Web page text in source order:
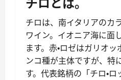
チロは、南イタリアのカ
ワイン。イオニア海に面
ます。赤・ロゼはガリオ
ンコ種が主体ですが、特
す。代表銘柄の「チロ・